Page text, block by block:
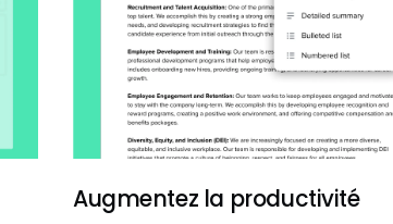
Augmentez la productivité